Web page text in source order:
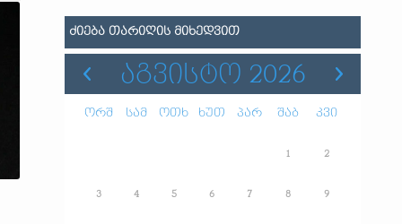
ᲫᲘᲔᲑᲐ ᲗᲐᲠᲘᲦᲘᲡ ᲛᲘᲮᲔᲓᲕᲘᲗ
ᲐᲒᲕᲘᲡᲢᲝ 2026
ორშ სამ ოთხ ხუთ პარ შაბ კვი
1 2
3 4 5 6 7 8 9